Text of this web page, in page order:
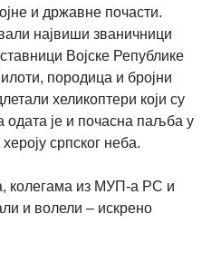
и државне почасти.
највиши званичници
Војске Републике
породица и бројни
хеликоптери који су
одата је и почасна паљба у
српског неба.
колегама из МУП-а РС и
и волели – искрено